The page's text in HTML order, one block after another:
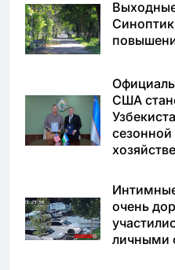
США
сезонной
хозяйстве
очень
личными